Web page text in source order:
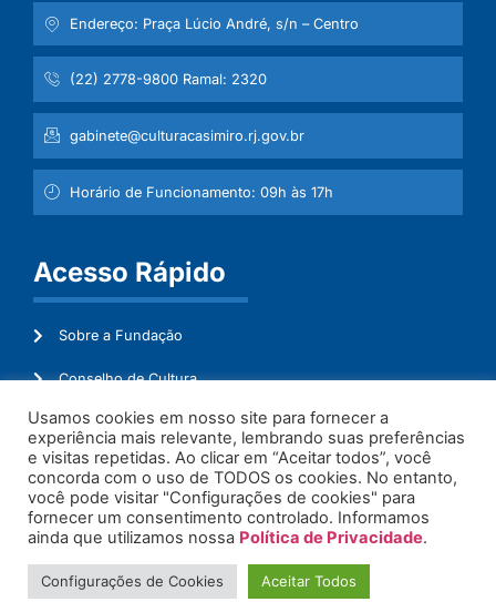
Endereço: Praça Lúcio André, s/n – Centro
(22) 2778-9800 Ramal: 2320
gabinete@culturacasimiro.rj.gov.br
Horário de Funcionamento: 09h às 17h
Acesso Rápido
Sobre a Fundação
Conselho de Cultura
Mapeamento Cultural
Transparência
Ouvidoria
Usamos cookies em nosso site para fornecer a
experiência mais relevante, lembrando suas preferências
e visitas repetidas. Ao clicar em “Aceitar todos”, você
concorda com o uso de TODOS os cookies. No entanto,
você pode visitar "Configurações de cookies" para
fornecer um consentimento controlado. Informamos
ainda que utilizamos nossa Política de Privacidade.
Configurações de Cookies Aceitar Todos